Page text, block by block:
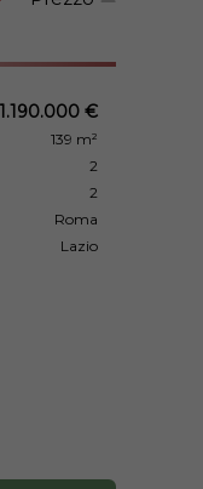
1.190.000 €
139 m²
2
2
Roma
Lazio